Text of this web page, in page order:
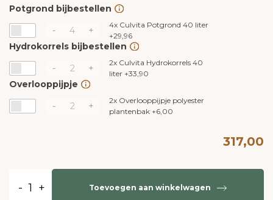
Potgrond bijbestellen
-
+ 4x Culvita Potgrond 40 liter
+29,96
Hydrokorrels bijbestellen
-
+ 2x Culvita Hydrokorrels 40
liter +33,90
Overlooppijpje
-
+ 2x Overlooppijpje polyester
plantenbak +6,00
317,00
- + Toevoegen aan winkelwagen